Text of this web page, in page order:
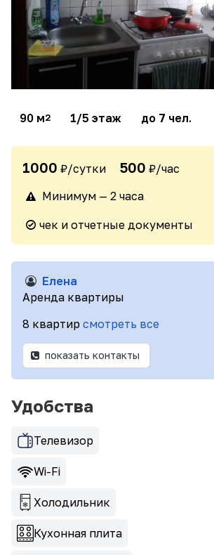
90 м2 1/5 этаж до 7 чел.
1000 ₽/сутки 500 ₽/час
Минимум — 2 часа
чек и отчетные документы
Елена
Аренда квартиры
8 квартир смотреть все
показать контакты
Удобства
Телевизор
Wi-Fi
Холодильник
Кухонная плита